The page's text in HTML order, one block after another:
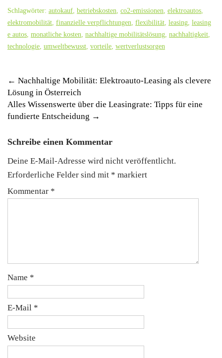
Schlagwörter: autokauf, betriebskosten, co2-emissionen, elektroautos,
elektromobilität, finanzielle verpflichtungen, flexibilität, leasing, leasing
e autos, monatliche kosten, nachhaltige mobilitätslösung, nachhaltigkeit,
technologie, umweltbewusst, vorteile, wertverlustsorgen
Post
navigation
← Nachhaltige Mobilität: Elektroauto-Leasing als clevere
Lösung in Österreich
Alles Wissenswerte über die Leasingrate: Tipps für eine
fundierte Entscheidung →
Schreibe einen Kommentar
Deine E-Mail-Adresse wird nicht veröffentlicht.
Erforderliche Felder sind mit * markiert
Kommentar *
Name *
E-Mail *
Website